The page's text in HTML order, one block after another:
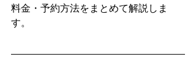
料金・予約方法をまとめて解説しま
す。